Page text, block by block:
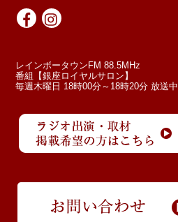
レインボータウンFM 88.5MHz
番組【銀座ロイヤルサロン】
毎週木曜日 18時00分～18時20分 放送中